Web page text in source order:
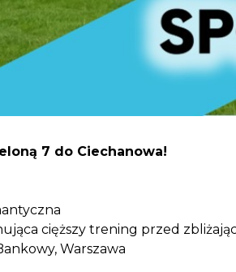
7 do Ciechanowa!
cięższy trening przed
Warszawa